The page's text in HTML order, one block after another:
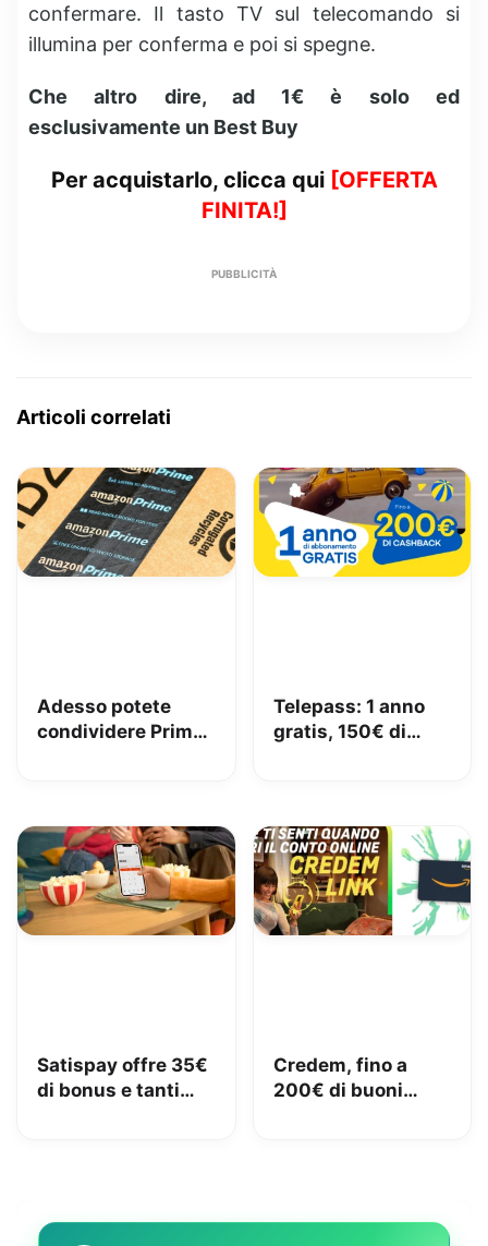
confermare. Il tasto TV sul telecomando si
illumina per conferma e poi si spegne.
Che altro dire, ad 1€ è solo ed
esclusivamente un Best Buy
Per acquistarlo, clicca qui [OFFERTA
FINITA!]
PUBBLICITÀ
Articoli correlati
Adesso potete
condividere Prime
Telepass: 1 anno
gratis, 150€ di
Satispay offre 35€
di bonus e tanti
Credem, fino a
200€ di buoni